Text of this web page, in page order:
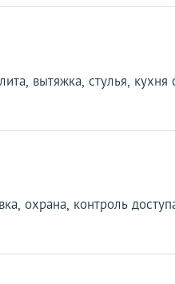
вытяжка, стулья,
охрана, контроль